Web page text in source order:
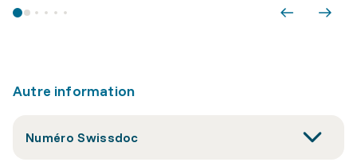
Autre information
Numéro Swissdoc